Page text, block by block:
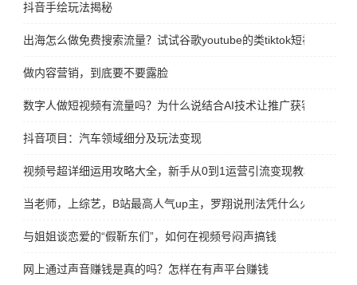
抖音手绘玩法揭秘
出海怎么做免费搜索流量？试试谷歌youtube的类tiktok短视频平台
做内容营销，到底要不要露脸
数字人做短视频有流量吗？为什么说结合AI技术让推广获客转化更
抖音项目：汽车领域细分及玩法变现
视频号超详细运用攻略大全，新手从0到1运营引流变现教程
当老师，上综艺，B站最高人气up主，罗翔说刑法凭什么火出圈
与姐姐谈恋爱的“假靳东们”，如何在视频号闷声搞钱
网上通过声音赚钱是真的吗？怎样在有声平台赚钱